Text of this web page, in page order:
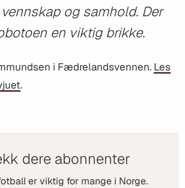
og samhold. Der
en viktig brikke.
i Fædrelandsvennen. Les
.
dere abonnenter
er viktig for mange i Norge.